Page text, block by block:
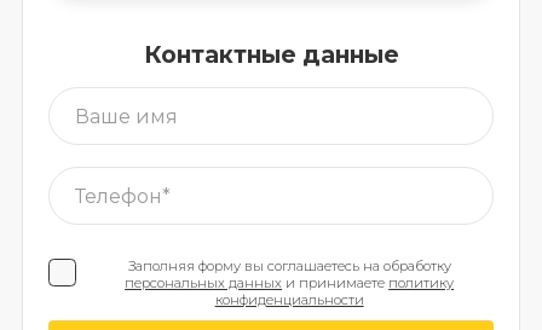
Контактные данные
Заполняя форму вы соглашаетесь на обработку
персональных данных и принимаете политику
конфиденциальности